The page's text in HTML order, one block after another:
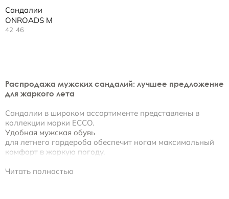
Сандалии
ONROADS M
42 46
Распродажа мужских сандалий: лучшее предложение
для жаркого лета
Сандалии в широком ассортименте представлены в
коллекции марки ECCO.
Удобная мужская обувь
для летнего гардероба обеспечит ногам максимальный
комфорт в жаркую погоду.
Мужские сандалии: отпуск начинается с
Читать полностью